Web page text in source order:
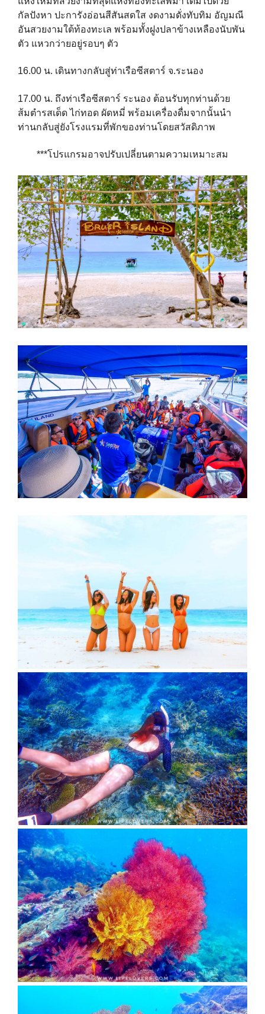
กัลปังหา ปะการังอ่อนสีสันสดใส งดงามดั่งทับทิม อัญมณี
อันสวยงามใต้ท้องทะเล พร้อมทั้งฝูงปลาข้างเหลืองนับพัน
ตัว แหวกว่ายอยู่รอบๆ ตัว
16.00 น. เดินทางกลับสู่ท่าเรือซีสตาร์ จ.ระนอง
17.00 น. ถึงท่าเรือซีสตาร์ ระนอง ต้อนรับทุกท่านด้วย
ส้มตำรสเด็ด ไก่ทอด ผัดหมี่ พร้อมเครื่องดื่มจากนั้นนำ
ท่านกลับสู่ยังโรงแรมที่พักของท่านโดยสวัสดิภาพ
***โปรแกรมอาจปรับเปลี่ยนตามความเหมาะสม